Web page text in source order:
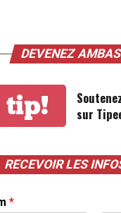
DEVENEZ
tip!
sur
RECEVOIR LES
*